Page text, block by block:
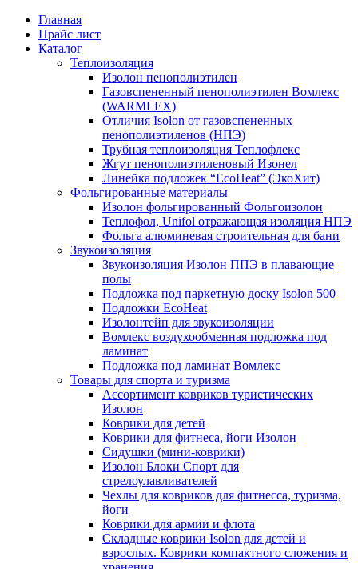
Главная
Прайс лист
Каталог
Теплоизоляция
Изолон пенополиэтилен
Газовспененный пенополиэтилен Вомлекс
(WARMLEX)
Отличия Isolon от газовспененных
пенополиэтиленов (НПЭ)
Трубная теплоизоляция Теплофлекс
Жгут пенополиэтиленовый Изонел
Линейка подложек “EcoHeat” (ЭкоХит)
Фольгированные материалы
Изолон фольгированный Фольгоизолон
Теплофол, Unifol отражающая изоляция НПЭ
Фольга алюминевая строительная для бани
Звукоизоляция
Звукоизоляция Изолон ППЭ в плавающие
полы
Подложка под паркетную доску Isolon 500
Подложки EcoHeat
Изолонтейп для звукоизоляции
Вомлекс воздухообменная подложка под
ламинат
Подложка под ламинат Вомлекс
Товары для спорта и туризма
Ассортимент ковриков туристических
Изолон
Коврики для детей
Коврики для фитнеса, йоги Изолон
Сидушки (мини-коврики)
Изолон Блоки Спорт для
стрелоулавливателей
Чехлы для ковриков для фитнесса, туризма,
йоги
Коврики для армии и флота
Складные коврики Isolon для детей и
взрослых. Коврики компактного сложения и